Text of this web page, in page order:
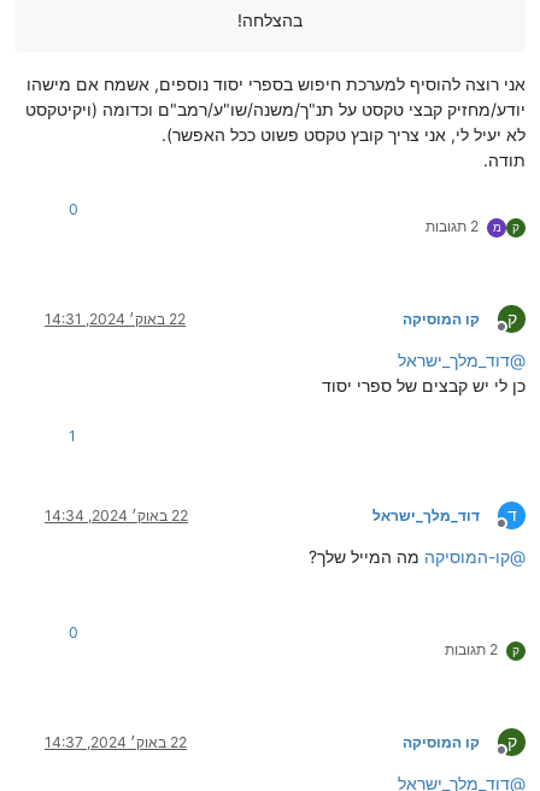
בהצלחה!
אני רוצה להוסיף למערכת חיפוש בספרי יסוד נוספים, אשמח אם מישהו
יודע/מחזיק קבצי טקסט על תנ"ך/משנה/שו"ע/רמב"ם וכדומה (ויקיטקסט
לא יעיל לי, אני צריך קובץ טקסט פשוט ככל האפשר).
תודה.
ק מ 2 תגובות
0
ק
מנותק
קו המוסיקה 22 באוק׳ 2024, 14:31
@דוד_מלך_ישראל
כן לי יש קבצים של ספרי יסוד
1
ד
מנותק
דוד_מלך_ישראל 22 באוק׳ 2024, 14:34
@קו-המוסיקה מה המייל שלך?
ק 2 תגובות
0
ק
מנותק
קו המוסיקה 22 באוק׳ 2024, 14:37
@דוד_מלך_ישראל